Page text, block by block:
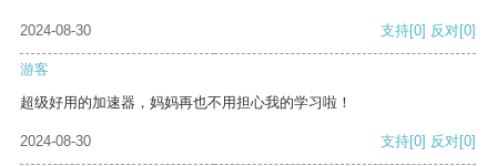
2024-08-30 支持[0] 反对[0]
游客
超级好用的加速器，妈妈再也不用担心我的学习啦！
2024-08-30 支持[0] 反对[0]